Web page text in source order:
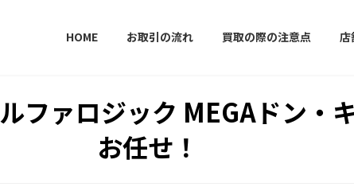
HOME お取引の流れ 買取の際の注意点 店
ファロジック MEGAドン・
お任せ！